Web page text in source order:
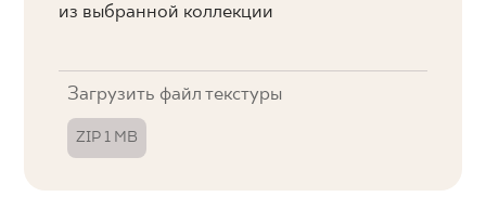
из выбранной коллекции
Загрузить файл текстуры
ZIP 1 MB